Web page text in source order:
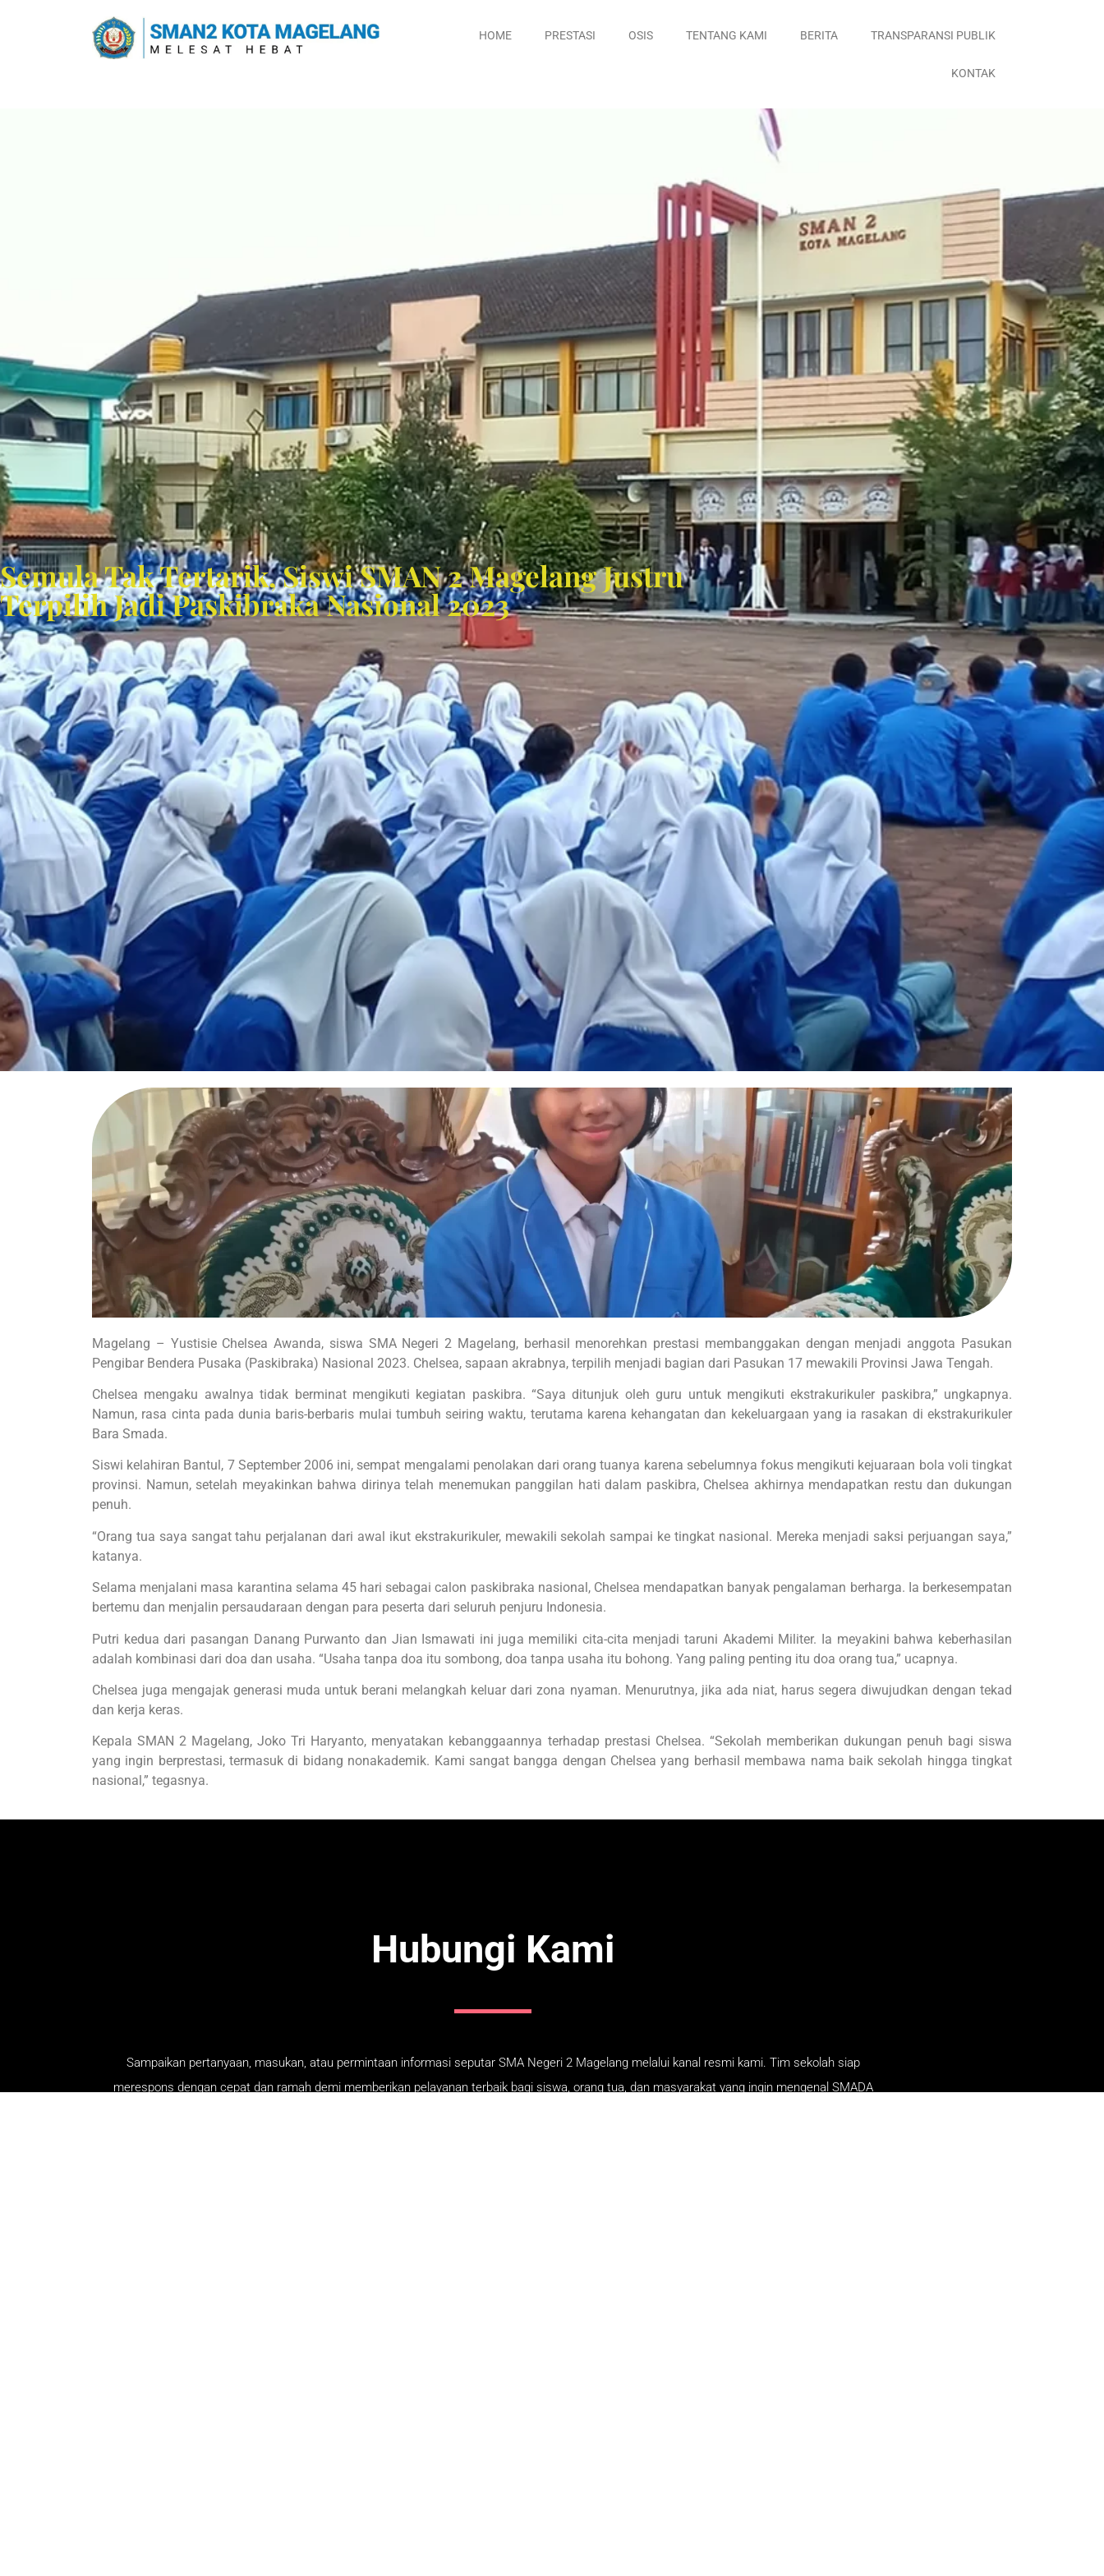
HOME PRESTASI OSIS TENTANG KAMI BERITA TRANSPARANSI PUBLIK
KONTAK
Semula Tak Tertarik, Siswi SMAN 2 Magelang Justru
Terpilih Jadi Paskibraka Nasional 2023
Magelang – Yustisie Chelsea Awanda, siswa SMA Negeri 2 Magelang, berhasil menorehkan prestasi membanggakan dengan menjadi anggota Pasukan
Pengibar Bendera Pusaka (Paskibraka) Nasional 2023. Chelsea, sapaan akrabnya, terpilih menjadi bagian dari Pasukan 17 mewakili Provinsi Jawa Tengah.
Chelsea mengaku awalnya tidak berminat mengikuti kegiatan paskibra. “Saya ditunjuk oleh guru untuk mengikuti ekstrakurikuler paskibra,” ungkapnya.
Namun, rasa cinta pada dunia baris-berbaris mulai tumbuh seiring waktu, terutama karena kehangatan dan kekeluargaan yang ia rasakan di ekstrakurikuler
Bara Smada.
Siswi kelahiran Bantul, 7 September 2006 ini, sempat mengalami penolakan dari orang tuanya karena sebelumnya fokus mengikuti kejuaraan bola voli tingkat
provinsi. Namun, setelah meyakinkan bahwa dirinya telah menemukan panggilan hati dalam paskibra, Chelsea akhirnya mendapatkan restu dan dukungan
penuh.
“Orang tua saya sangat tahu perjalanan dari awal ikut ekstrakurikuler, mewakili sekolah sampai ke tingkat nasional. Mereka menjadi saksi perjuangan saya,”
katanya.
Selama menjalani masa karantina selama 45 hari sebagai calon paskibraka nasional, Chelsea mendapatkan banyak pengalaman berharga. Ia berkesempatan
bertemu dan menjalin persaudaraan dengan para peserta dari seluruh penjuru Indonesia.
Putri kedua dari pasangan Danang Purwanto dan Jian Ismawati ini juga memiliki cita-cita menjadi taruni Akademi Militer. Ia meyakini bahwa keberhasilan
adalah kombinasi dari doa dan usaha. “Usaha tanpa doa itu sombong, doa tanpa usaha itu bohong. Yang paling penting itu doa orang tua,” ucapnya.
Chelsea juga mengajak generasi muda untuk berani melangkah keluar dari zona nyaman. Menurutnya, jika ada niat, harus segera diwujudkan dengan tekad
dan kerja keras.
Kepala SMAN 2 Magelang, Joko Tri Haryanto, menyatakan kebanggaannya terhadap prestasi Chelsea. “Sekolah memberikan dukungan penuh bagi siswa
yang ingin berprestasi, termasuk di bidang nonakademik. Kami sangat bangga dengan Chelsea yang berhasil membawa nama baik sekolah hingga tingkat
nasional,” tegasnya.
Hubungi Kami
Sampaikan pertanyaan, masukan, atau permintaan informasi seputar SMA Negeri 2 Magelang melalui kanal resmi kami. Tim sekolah siap
merespons dengan cepat dan ramah demi memberikan pelayanan terbaik bagi siswa, orang tua, dan masyarakat yang ingin mengenal SMADA